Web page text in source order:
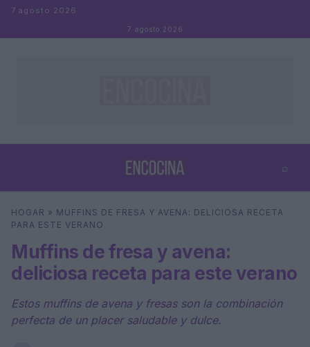
Saltar al contenido
7 agosto 2026
7 agosto 2026
⌕
Buscar ⌕ ×
HOGAR » MUFFINS DE FRESA Y AVENA: DELICIOSA RECETA
PARA ESTE VERANO
Muffins de fresa y avena:
deliciosa receta para este verano
Estos muffins de avena y fresas son la combinación
perfecta de un placer saludable y dulce.